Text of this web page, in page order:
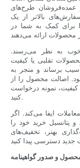
عمده‌فروشان طرح‌های
بالاتر از یک
برای کمک به شما در
به نظر می‌رسند.
تقلبی یا کیفیت
برساند و منجر به
اصالت محصول را از
کیفیت، نمونه درخواست
کنید.
ایفا می‌کند. اگر
و پتانسیل خرید خود را
بهتر، تخفیف‌های
و صدور گواهینامه